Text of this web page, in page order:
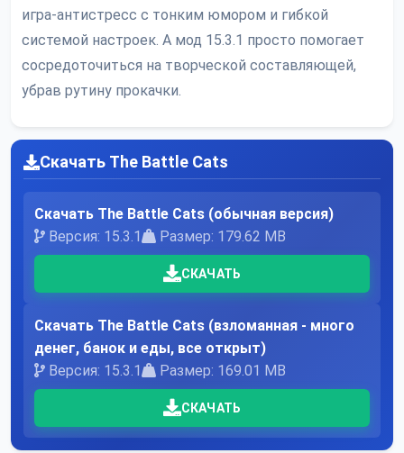
игра-антистресс с тонким юмором и гибкой
системой настроек. А мод 15.3.1 просто помогает
сосредоточиться на творческой составляющей,
убрав рутину прокачки.
Скачать The Battle Cats
Скачать The Battle Cats (обычная версия)
Версия: 15.3.1
Размер: 179.62 MB
СКАЧАТЬ
Скачать The Battle Cats (взломанная - много
денег, банок и еды, все открыт)
Версия: 15.3.1
Размер: 169.01 MB
СКАЧАТЬ